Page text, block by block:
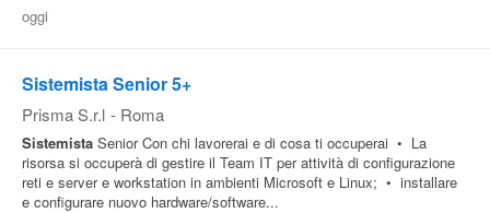
oggi
Sistemista Senior 5+
Prisma S.r.l - Roma
Sistemista Senior Con chi lavorerai e di cosa ti occuperai • La
risorsa si occuperà di gestire il Team IT per attività di configurazione
reti e server e workstation in ambienti Microsoft e Linux; • installare
e configurare nuovo hardware/software...